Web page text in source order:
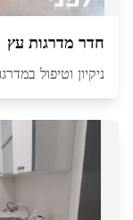
חדר מדרגות עץ
ניקיון וטיפול